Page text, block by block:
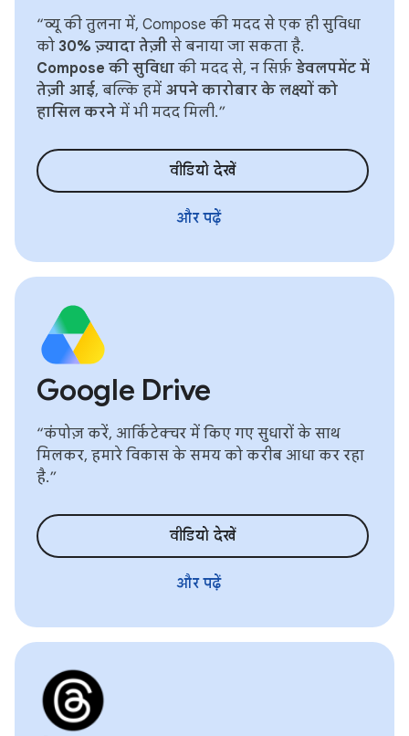
“व्यू की तुलना में, Compose की मदद से एक ही सुविधा
को 30% ज़्यादा तेज़ी से बनाया जा सकता है.
Compose की सुविधा की मदद से, न सिर्फ़ डेवलपमेंट में
तेज़ी आई, बल्कि हमें अपने कारोबार के लक्ष्यों को
हासिल करने में भी मदद मिली.”
वीडियो देखें
और पढ़ें
Google Drive
“कंपोज़ करें, आर्किटेक्चर में किए गए सुधारों के साथ
मिलकर, हमारे विकास के समय को करीब आधा कर रहा
है.”
वीडियो देखें
और पढ़ें